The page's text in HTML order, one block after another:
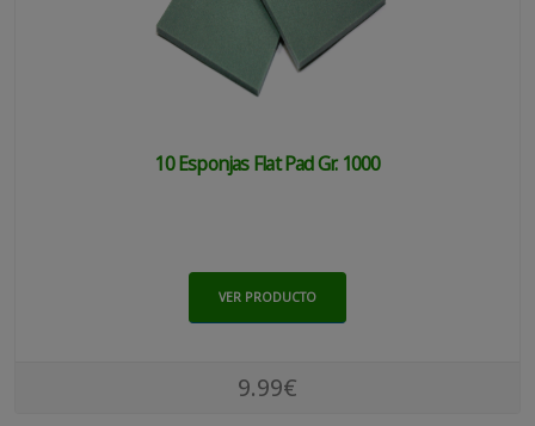
10 Esponjas Flat Pad Gr. 1000
VER PRODUCTO
9.99€